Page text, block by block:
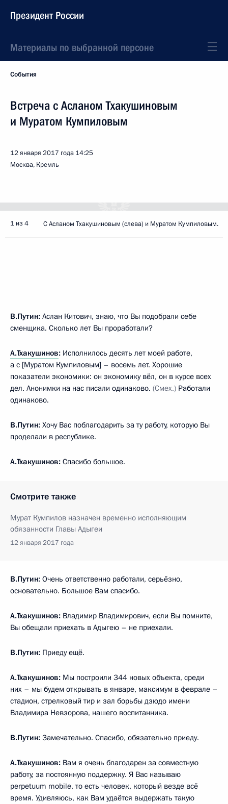
Президент России
Материалы по выбранной персоне
События
Встреча с Асланом Тхакушиновым
и Муратом Кумпиловым
12 января 2017 года 14:25
Москва, Кремль
1 из 4 С Асланом Тхакушиновым (слева) и Муратом Кумпиловым.
В.Путин: Аслан Китович, знаю, что Вы подобрали себе
сменщика. Сколько лет Вы проработали?
А.Тхакушинов: Исполнилось десять лет моей работе,
а с [Муратом Кумпиловым] – восемь лет. Хорошие
показатели экономики: он экономику вёл, он в курсе всех
дел. Анонимки на нас писали одинаково. (Смех.) Работали
одинаково.
В.Путин: Хочу Вас поблагодарить за ту работу, которую Вы
проделали в республике.
А.Тхакушинов: Спасибо большое.
Смотрите также
Мурат Кумпилов назначен временно исполняющим
обязанности Главы Адыгеи
12 января 2017 года
В.Путин: Очень ответственно работали, серьёзно,
основательно. Большое Вам спасибо.
А.Тхакушинов: Владимир Владимирович, если Вы помните,
Вы обещали приехать в Адыгею – не приехали.
В.Путин: Приеду ещё.
А.Тхакушинов: Мы построили 344 новых объекта, среди
них – мы будем открывать в январе, максимум в феврале –
стадион, стрелковый тир и зал борьбы дзюдо имени
Владимира Невзорова, нашего воспитанника.
В.Путин: Замечательно. Спасибо, обязательно приеду.
А.Тхакушинов: Вам я очень благодарен за совместную
работу, за постоянную поддержку. Я Вас называю
perpetuum mobile, то есть человек, который везде всё
время. Удивляюсь, как Вам удаётся выдержать такую